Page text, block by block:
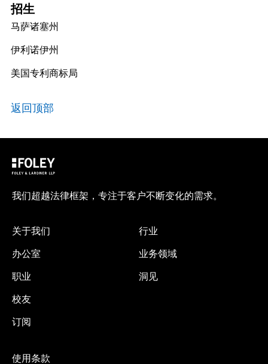
招生
马萨诸塞州
伊利诺伊州
美国专利商标局
返回顶部
我们超越法律框架，专注于客户不断变化的需求。
关于我们
办公室
职业
校友
订阅
行业
业务领域
洞见
使用条款